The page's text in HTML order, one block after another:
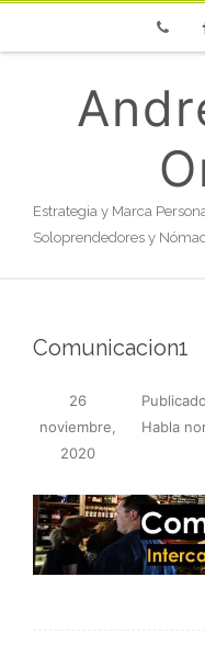
Estrategia y Marca
Soloprendedores y
Comunicacion1
Publicado
26
noviembre,
2020
Habla